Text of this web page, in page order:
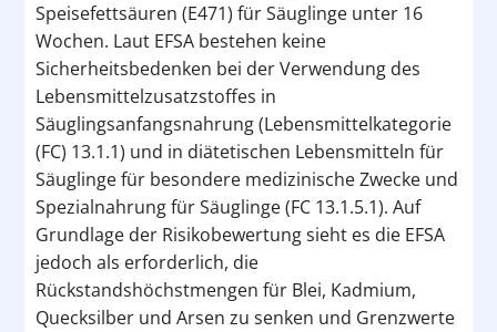
Speisefettsäuren (E471) für Säuglinge unter 16
Wochen. Laut EFSA bestehen keine
Sicherheitsbedenken bei der Verwendung des
Lebensmittelzusatzstoffes in
Säuglingsanfangsnahrung (Lebensmittelkategorie
(FC) 13.1.1) und in diätetischen Lebensmitteln für
Säuglinge für besondere medizinische Zwecke und
Spezialnahrung für Säuglinge (FC 13.1.5.1). Auf
Grundlage der Risikobewertung sieht es die EFSA
jedoch als erforderlich, die
Rückstandshöchstmengen für Blei, Kadmium,
Quecksilber und Arsen zu senken und Grenzwerte